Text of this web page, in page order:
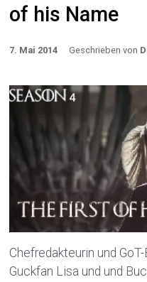
of his Name
7. Mai 2014 Geschrieben von
Chefredakteurin und
Guckfan Lisa und und